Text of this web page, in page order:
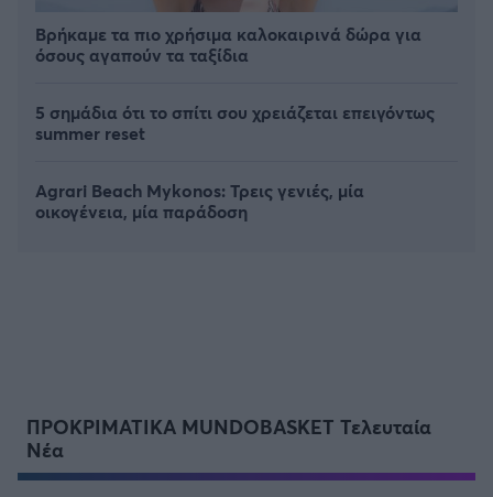
Βρήκαμε τα πιο χρήσιμα καλοκαιρινά δώρα για
όσους αγαπούν τα ταξίδια
5 σημάδια ότι το σπίτι σου χρειάζεται επειγόντως
summer reset
Agrari Beach Mykonos: Τρεις γενιές, μία
οικογένεια, μία παράδοση
ΠΡΟΚΡΙΜΑΤΙΚΑ MUNDOBASKET Τελευταία
Νέα